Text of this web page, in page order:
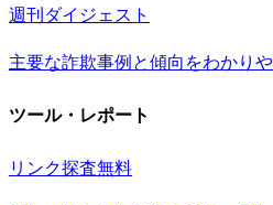
週刊ダイジェスト
主要な詐欺事例と傾向をわかり
ツール・レポート
リンク探査無料